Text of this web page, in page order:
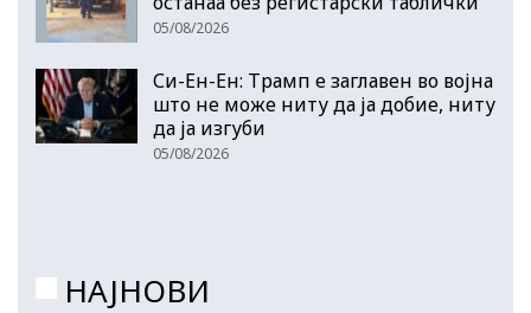
05/08/2026
Си-Ен-Ен: Трамп е заглавен во војна
што не може ниту да ја добие, ниту
да ја изгуби
05/08/2026
НАЈНОВИ